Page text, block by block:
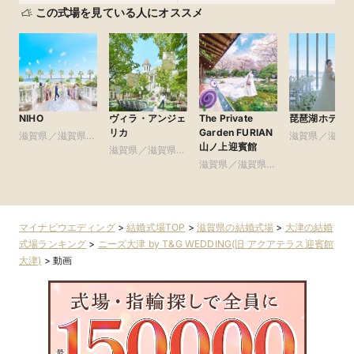
この式場を見ている人にオススメ
NIHO
滋賀県／滋賀県全
ヴィラ・アンジェ
リカ
滋賀県／滋賀県全
The Private
Garden FURIAN
山ノ上迎賓館
滋賀県／滋賀県全
琵琶湖ホテル
滋賀県／滋賀
マイナビウエディング>結婚式場TOP > 滋賀県の結婚式場 > 大津の結婚
式場ランキング > ニーズ大津 by T&G WEDDING(旧 アクアテラス迎賓館
大津) >動画